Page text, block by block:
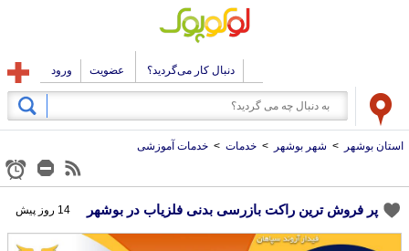
دنبال کار می‌گردید؟ عضویت ورود
استان بوشهر > شهر بوشهر > خدمات > خدمات آموزشی
پر فروش ترین راکت بازرسی بدنی فلزیاب در بوشهر 14 روز پیش